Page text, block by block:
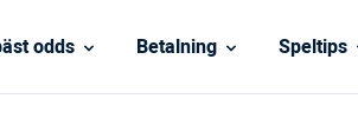
odds Betalning Speltips